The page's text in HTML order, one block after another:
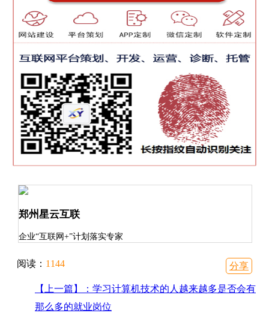
郑州星云互联
企业“互联网+”计划落实专家
阅读： 1144 分享
【上一篇】：学习计算机技术的人越来越多是否会有
那么多的就业岗位